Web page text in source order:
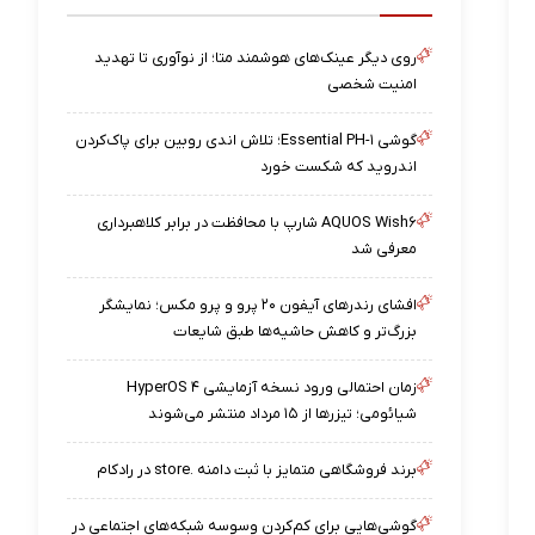
روی دیگر عینک‌های هوشمند متا؛ از نوآوری تا تهدید
امنیت شخصی
گوشی Essential PH-۱؛ تلاش اندی روبین برای پاک‌کردن
اندروید که شکست خورد
AQUOS Wish۶ شارپ با محافظت در برابر کلاهبرداری
معرفی شد
افشای رندرهای آیفون ۲۰ پرو و پرو مکس؛ نمایشگر
بزرگ‌تر و کاهش حاشیه‌ها طبق شایعات
زمان احتمالی ورود نسخه آزمایشی HyperOS ۴
شیائومی؛ تیزرها از ۱۵ مرداد منتشر می‌شوند
برند فروشگاهی متمایز با ثبت دامنه .store در رادکام
گوشی‌هایی برای کم‌کردن وسوسه شبکه‌های اجتماعی در